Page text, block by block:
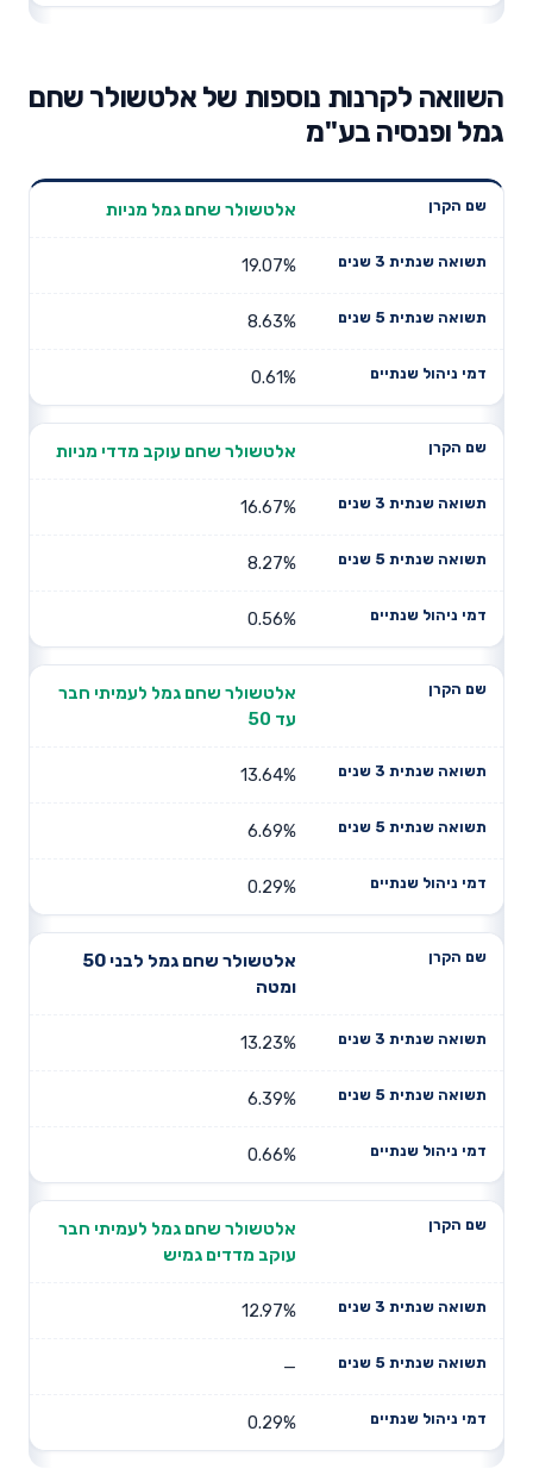
השוואה לקרנות נוספות של אלטשולר שחם
גמל ופנסיה בע"מ
שנים
תשואה
אלטשולר שחם גמל מניות
19.07%
8.63%
0.61%
אלטשולר שחם עוקב מדדי מניות
16.67%
8.27%
0.56%
אלטשולר שחם גמל לעמיתי חבר
עד 50
13.64%
6.69%
0.29%
אלטשולר שחם גמל לבני 50
ומטה
13.23%
6.39%
0.66%
אלטשולר שחם גמל לעמיתי חבר
עוקב מדדים גמיש
12.97%
—
0.29%